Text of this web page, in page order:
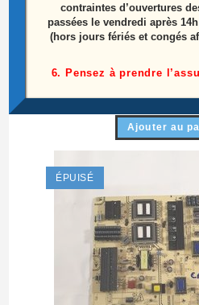
15,00€
Ajouter au
ÉPUISÉ
contraintes d’ouvertures
passées le vendredi après
(hors jours fériés et congés
6. Pensez à prendre